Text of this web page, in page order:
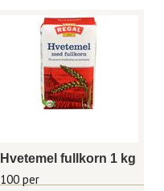
Hvetemel fullkorn 1 kg
100 per